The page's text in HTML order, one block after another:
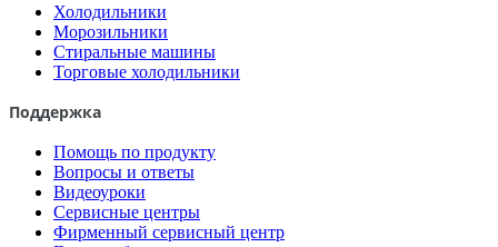
Холодильники
Морозильники
Стиральные машины
Торговые холодильники
Поддержка
Помощь по продукту
Вопросы и ответы
Видеоуроки
Сервисные центры
Фирменный сервисный центр